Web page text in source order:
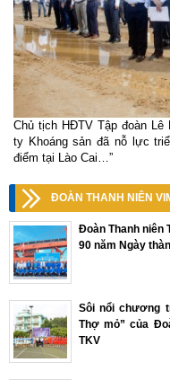
Chủ tịch HĐTV Tập đoàn Lê
ty Khoáng sản đã nỗ lực
điểm tại Lào Cai…”
ĐOÀN THANH NIÊN
Đoàn Thanh niên
90 năm Ngày
Sôi nổi chương
Thợ mỏ” của
TKV